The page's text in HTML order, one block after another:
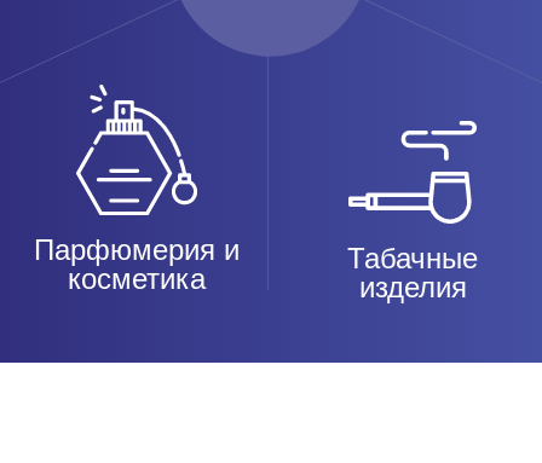
Парфюмерия и
косметика
Табачные
изделия